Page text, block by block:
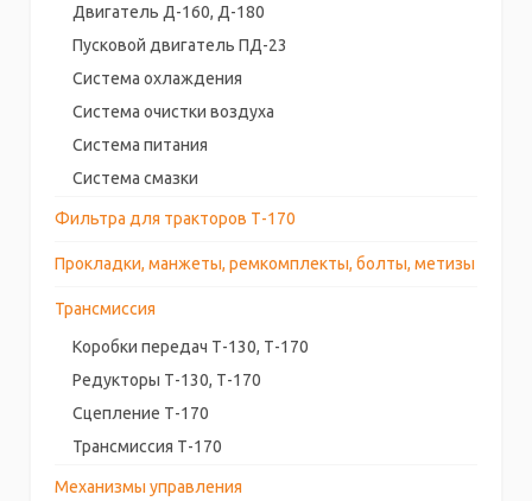
Двигатель Д-160, Д-180
Пусковой двигатель ПД-23
Система охлаждения
Система очистки воздуха
Система питания
Система смазки
Фильтра для тракторов Т-170
Прокладки, манжеты, ремкомплекты, болты, метизы
Трансмиссия
Коробки передач Т-130, Т-170
Редукторы Т-130, Т-170
Сцепление Т-170
Трансмиссия Т-170
Механизмы управления